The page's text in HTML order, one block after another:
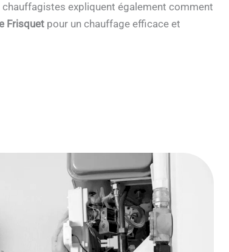
expliquent également comment
Frisquet pour un chauffage efficace et